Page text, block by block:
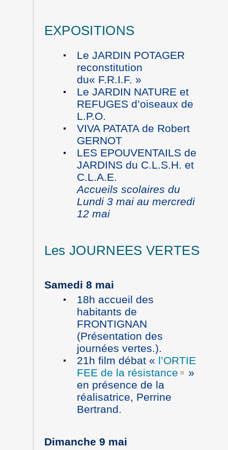
EXPOSITIONS
Le JARDIN POTAGER
reconstitution
du« F.R.I.F. »
Le JARDIN NATURE et
REFUGES d’oiseaux de
L.P.O.
VIVA PATATA de Robert
GERNOT
LES EPOUVENTAILS de
JARDINS du C.L.S.H. et
C.L.A.E.
Accueils scolaires du
Lundi 3 mai au mercredi
12 mai
Les JOURNEES VERTES
Samedi 8 mai
18h accueil des
habitants de
FRONTIGNAN
(Présentation des
journées vertes.).
21h film débat « l’ORTIE
FEE de la résistance
»
en présence de la
réalisatrice, Perrine
Bertrand.
Dimanche 9 mai